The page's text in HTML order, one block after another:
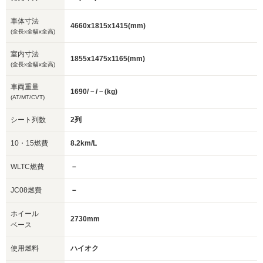
車体寸法
(全長x全幅x全高)
4660x1815x1415(mm)
室内寸法
(全長x全幅x全高)
1855x1475x1165(mm)
車両重量
(AT/MT/CVT)
1690/－/－(kg)
シート列数 2列
10・15燃費 8.2km/L
WLTC燃費 －
JC08燃費 －
ホイール
ベース
2730mm
使用燃料 ハイオク